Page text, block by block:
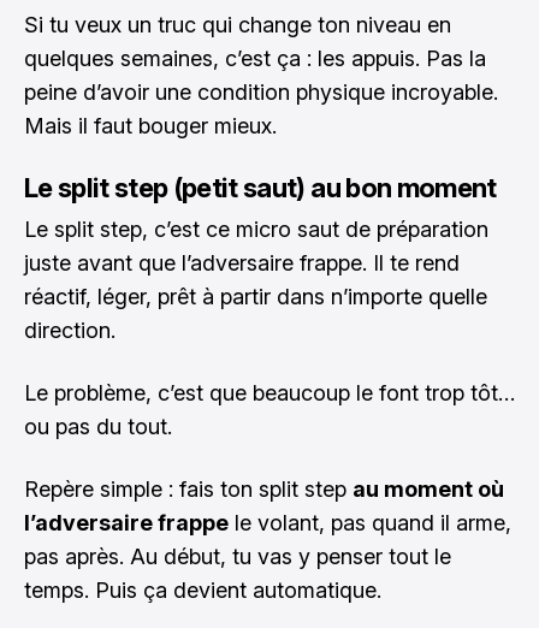
Si tu veux un truc qui change ton niveau en
quelques semaines, c’est ça : les appuis. Pas la
peine d’avoir une condition physique incroyable.
Mais il faut bouger mieux.
Le split step (petit saut) au bon moment
Le split step, c’est ce micro saut de préparation
juste avant que l’adversaire frappe. Il te rend
réactif, léger, prêt à partir dans n’importe quelle
direction.
Le problème, c’est que beaucoup le font trop tôt…
ou pas du tout.
Repère simple : fais ton split step au moment où
l’adversaire frappe le volant, pas quand il arme,
pas après. Au début, tu vas y penser tout le
temps. Puis ça devient automatique.